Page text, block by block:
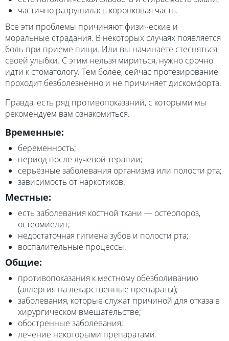
частично разрушилась коронковая часть.
Все эти проблемы причиняют физические и
моральные страдания. В некоторых случаях появляется
боль при приеме пищи. Или вы начинаете стесняться
своей улыбки. С этим нельзя мириться, нужно срочно
идти к стоматологу. Тем более, сейчас протезирование
проходит безболезненно и не причиняет дискомфорта.
Правда, есть ряд противопоказаний, с которыми мы
рекомендуем вам ознакомиться.
Временные:
беременность;
период после лучевой терапии;
серьёзные заболевания организма или полости рта;
зависимость от наркотиков.
Местные:
есть заболевания костной ткани — остеопороз,
остеомиелит;
недостаточная гигиена зубов и полости рта;
воспалительные процессы.
Общие:
противопоказания к местному обезболиванию
(аллергия на лекарственные препараты);
заболевания, которые служат причиной для отказа в
хирургическом вмешательстве;
обостренные заболевания;
лечение некоторыми препаратами.